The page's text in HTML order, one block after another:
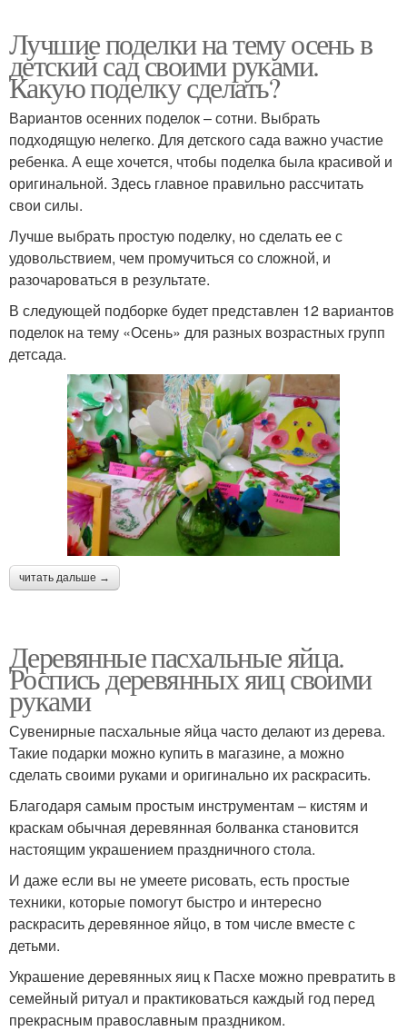
Лучшие поделки на тему осень в
детский сад своими руками.
Какую поделку сделать?
Вариантов осенних поделок – сотни. Выбрать
подходящую нелегко. Для детского сада важно участие
ребенка. А еще хочется, чтобы поделка была красивой и
оригинальной. Здесь главное правильно рассчитать
свои силы.
Лучше выбрать простую поделку, но сделать ее с
удовольствием, чем промучиться со сложной, и
разочароваться в результате.
В следующей подборке будет представлен 12 вариантов
поделок на тему «Осень» для разных возрастных групп
детсада.
читать дальше →
Деревянные пасхальные яйца.
Роспись деревянных яиц своими
руками
Сувенирные пасхальные яйца часто делают из дерева.
Такие подарки можно купить в магазине, а можно
сделать своими руками и оригинально их раскрасить.
Благодаря самым простым инструментам – кистям и
краскам обычная деревянная болванка становится
настоящим украшением праздничного стола.
И даже если вы не умеете рисовать, есть простые
техники, которые помогут быстро и интересно
раскрасить деревянное яйцо, в том числе вместе с
детьми.
Украшение деревянных яиц к Пасхе можно превратить в
семейный ритуал и практиковаться каждый год перед
прекрасным православным праздником.